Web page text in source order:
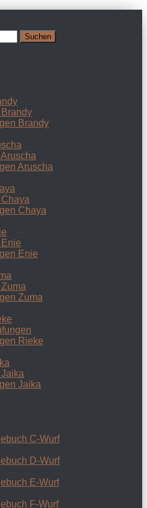
Brandy
Aruscha
Chaya
Enie
Zuma
Rieke
Jaika
C-Wurf
D-Wurf
E-Wurf
F-Wurf